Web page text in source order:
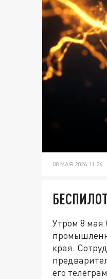
08 МАЯ 2026 11:26
Утром 8 мая
края.
его